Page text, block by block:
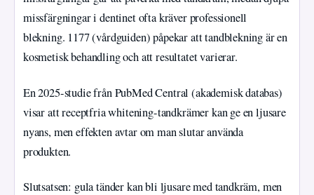
missfärgningar i dentinet ofta kräver professionell
blekning. 1177 (vårdguiden) påpekar att tandblekning är en
kosmetisk behandling och att resultatet varierar.
En 2025-studie från PubMed Central (akademisk databas)
visar att receptfria whitening-tandkrämer kan ge en ljusare
nyans, men effekten avtar om man slutar använda
produkten.
Slutsatsen: gula tänder kan bli ljusare med tandkräm, men